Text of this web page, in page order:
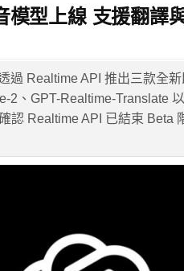
模型上線 支援翻譯
過 Realtime API 推出三款全
2、GPT-Realtime-Translate
認 Realtime API 已結束 Beta